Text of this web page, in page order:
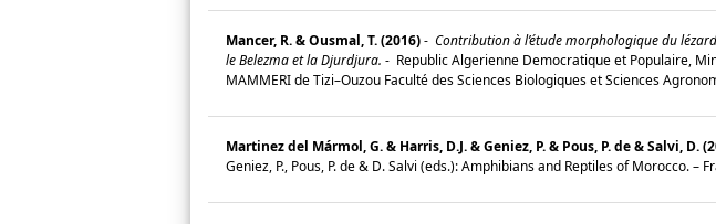
Mancer, R. & Ousmal, T. (2016)- Contribution à l’étude morphologique du
le Belezma et la Djurdjura. - Republic Algerienne Democratique et Populaire,
MAMMERI de Tizi–Ouzou Faculté des Sciences Biologiques et Sciences
Martinez del Mármol, G. & Harris, D.J. & Geniez, P. & Pous, P. de & Salvi, D.
Geniez, P., Pous, P. de & D. Salvi (eds.): Amphibians and Reptiles of Morocco.